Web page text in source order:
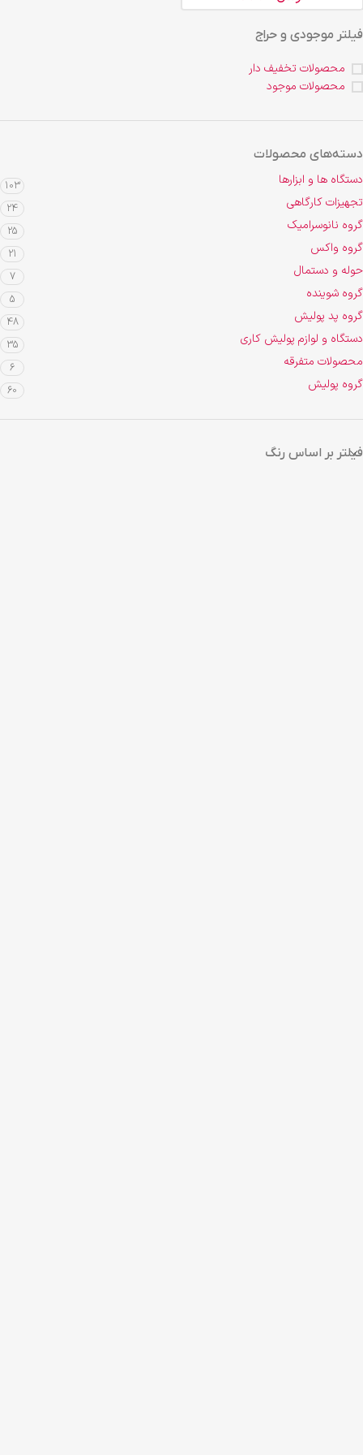
فیلتر موجودی و حراج
محصولات تخفیف دار
محصولات موجود
دسته‌های محصولات
دستگاه ها و ابزارها 103
تجهیزات کارگاهی 24
گروه نانوسرامیک 25
گروه واکس 21
حوله و دستمال 7
گروه شوینده 5
گروه پد پولیش 48
دستگاه و لوازم پولیش کاری 35
محصولات متفرقه 6
گروه پولیش 60
فیلتر بر اساس رنگ